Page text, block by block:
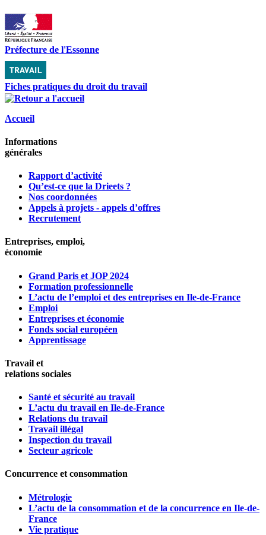
Préfecture de l'Essonne
Fiches pratiques du droit du travail
Accueil
Informations
générales
Rapport d’activité
Qu’est-ce que la Drieets ?
Nos coordonnées
Appels à projets - appels d’offres
Recrutement
Entreprises, emploi,
économie
Grand Paris et JOP 2024
Formation professionnelle
L’actu de l’emploi et des entreprises en Ile-de-France
Emploi
Entreprises et économie
Fonds social européen
Apprentissage
Travail et
relations sociales
Santé et sécurité au travail
L’actu du travail en Ile-de-France
Relations du travail
Travail illégal
Inspection du travail
Secteur agricole
Concurrence et consommation
Métrologie
L’actu de la consommation et de la concurrence en Ile-de-
France
Vie pratique